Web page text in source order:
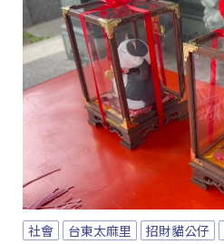
社會 台東太麻里 招財貓公仔